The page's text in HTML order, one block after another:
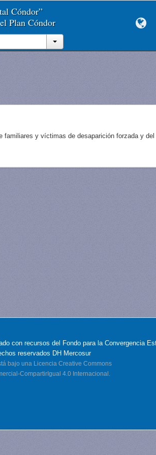
Cóndor”
Plan Cóndor
familiares y víctimas de desaparición forzada y
con recursos del Fondo para la Convergencia
reservados DH Mercosur
bajo una Licencia Creative Commons
CompartirIgual 4.0 Internacional.